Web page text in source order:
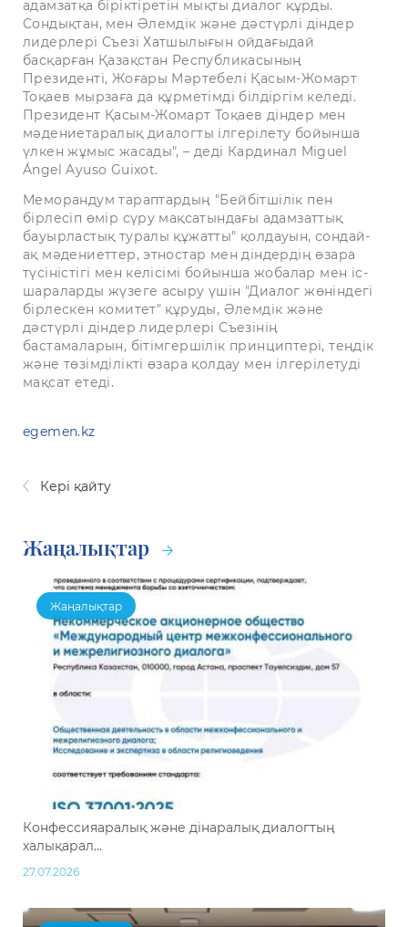
адамзатқа біріктіретін мықты диалог құрды.
Сондықтан, мен Әлемдік және дәстүрлі діндер
лидерлері Съезі Хатшылығын ойдағыдай
басқарған Қазақстан Республикасының
Президенті, Жоғары Мәртебелі Қасым-Жомарт
Тоқаев мырзаға да құрметімді білдіргім келеді.
Президент Қасым-Жомарт Тоқаев діндер мен
мәдениетаралық диалогты ілгерілету бойынша
үлкен жұмыс жасады", – деді Кардинал Miguel
Ángel Ayuso Guixot.
Меморандум тараптардың "Бейбітшілік пен
бірлесіп өмір сүру мақсатындағы адамзаттық
бауырластық туралы құжатты" қолдауын, сондай-
ақ мәдениеттер, этностар мен діндердің өзара
түсіністігі мен келісімі бойынша жобалар мен іс-
шараларды жүзеге асыру үшін "Диалог жөніндегі
бірлескен комитет" құруды, Әлемдік және
дәстүрлі діндер лидерлері Съезінің
бастамаларын, бітімгершілік принциптері, теңдік
және төзімділікті өзара қолдау мен ілгерілетуді
мақсат етеді.
egemen.kz
Кері қайту
Жаңалықтар
Жаңалықтар
Конфессияаралық және дінаралық диалогтың
халықарал...
27.07.2026